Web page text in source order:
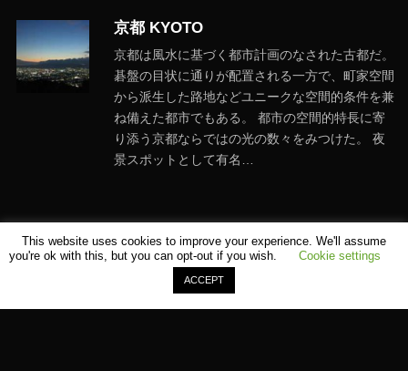
京都 KYOTO
京都は風水に基づく都市計画のなされた古都だ。
碁盤の目状に通りが配置される一方で、町家空間
から派生した路地などユニークな空間的条件を兼
ね備えた都市でもある。 都市の空間的特長に寄
り添う京都ならではの光の数々をみつけた。 夜
景スポットとして有名…
This website uses cookies to improve your experience. We'll assume
you're ok with this, but you can opt-out if you wish.
Cookie settings
ACCEPT